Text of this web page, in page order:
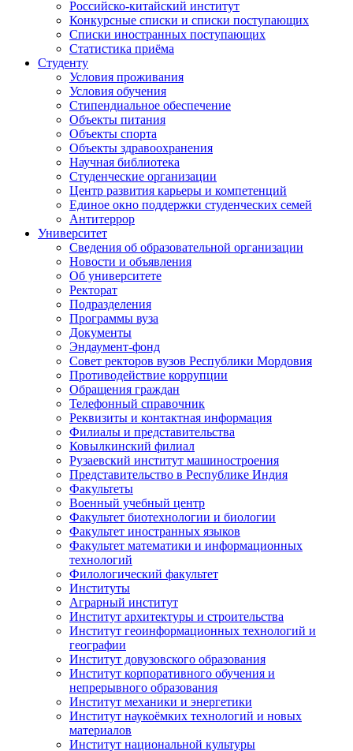
Российско-китайский институт
Конкурсные списки и списки поступающих
Списки иностранных поступающих
Статистика приёма
Студенту
Условия проживания
Условия обучения
Стипендиальное обеспечение
Объекты питания
Объекты спорта
Объекты здравоохранения
Научная библиотека
Студенческие организации
Центр развития карьеры и компетенций
Единое окно поддержки студенческих семей
Антитеррор
Университет
Сведения об образовательной организации
Новости и объявления
Об университете
Ректорат
Подразделения
Программы вуза
Документы
Эндаумент-фонд
Совет ректоров вузов Республики Мордовия
Противодействие коррупции
Обращения граждан
Телефонный справочник
Реквизиты и контактная информация
Филиалы и представительства
Ковылкинский филиал
Рузаевский институт машиностроения
Представительство в Республике Индия
Факультеты
Военный учебный центр
Факультет биотехнологии и биологии
Факультет иностранных языков
Факультет математики и информационных
технологий
Филологический факультет
Институты
Аграрный институт
Институт архитектуры и строительства
Институт геоинформационных технологий и
географии
Институт довузовского образования
Институт корпоративного обучения и
непрерывного образования
Институт механики и энергетики
Институт наукоёмких технологий и новых
материалов
Институт национальной культуры